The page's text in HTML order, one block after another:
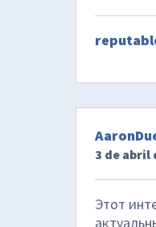
3 de abril
Этот